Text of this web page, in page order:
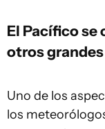
El Pacífico se
otros
Uno de los
los